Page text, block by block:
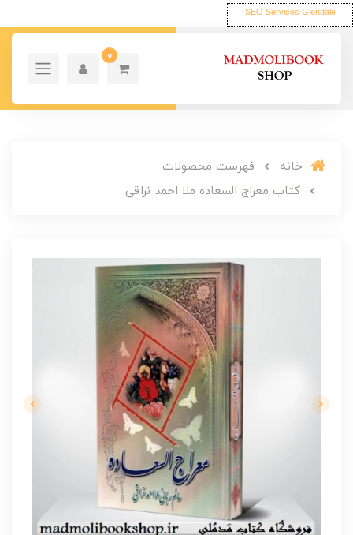
SEO Services Glendale
0
خانه
فهرست محصولات
کتاب معراج السعاده ملا احمد نراقی